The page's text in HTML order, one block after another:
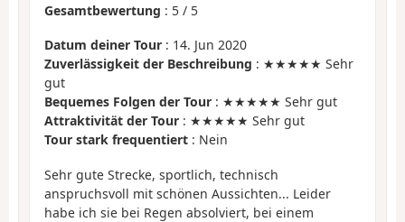
Gesamtbewertung : 5 / 5
Datum deiner Tour : 14. Jun 2020
Zuverlässigkeit der Beschreibung : ★★★★★ Sehr
gut
Bequemes Folgen der Tour : ★★★★★ Sehr gut
Attraktivität der Tour : ★★★★★ Sehr gut
Tour stark frequentiert : Nein
Sehr gute Strecke, sportlich, technisch
anspruchsvoll mit schönen Aussichten... Leider
habe ich sie bei Regen absolviert, bei einem